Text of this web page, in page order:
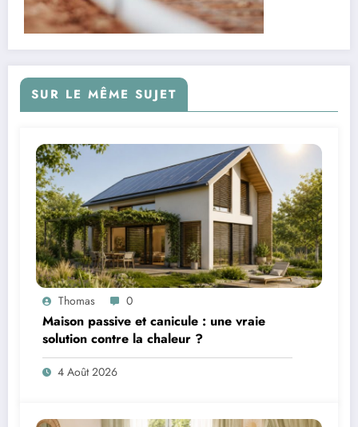
SUR LE MÊME SUJET
Thomas 0
Maison passive et canicule : une vraie
solution contre la chaleur ?
4 Août 2026